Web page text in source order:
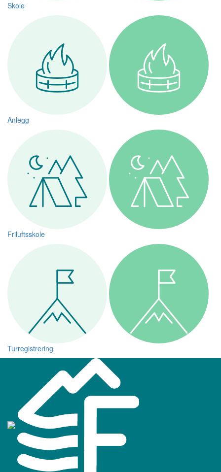
Skole
Anlegg
Friluftsskole
Turregistrering